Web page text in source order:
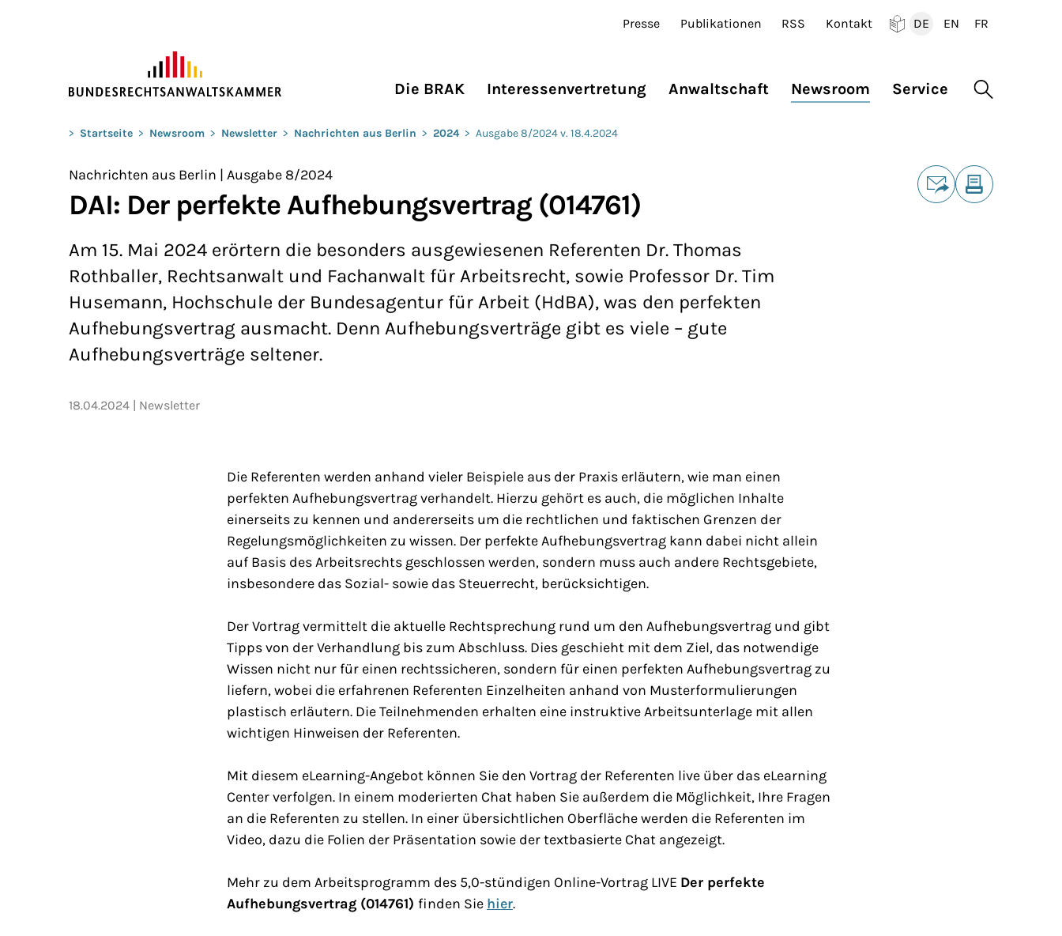
Presse Publikationen RSS Kontakt
DE
EN
FR
Die BRAK Interessenvertretung Anwaltschaft Newsroom Service Suche
Sie befinden sich hier:
> Startseite > Newsroom > Newsletter > Nachrichten aus Berlin > 2024 > Ausgabe 8/2024 v. 18.4.2024
Nachrichten aus Berlin | Ausgabe 8/2024
DAI: Der perfekte Aufhebungsvertrag (014761)
Am 15. Mai 2024 erörtern die besonders ausgewiesenen Referenten Dr. Thomas
Rothballer, Rechtsanwalt und Fachanwalt für Arbeitsrecht, sowie Professor Dr. Tim
Husemann, Hochschule der Bundesagentur für Arbeit (HdBA), was den perfekten
Aufhebungsvertrag ausmacht. Denn Aufhebungsverträge gibt es viele – gute
Aufhebungsverträge seltener.
18.04.2024 Newsletter
Die Referenten werden anhand vieler Beispiele aus der Praxis erläutern, wie man einen
perfekten Aufhebungsvertrag verhandelt. Hierzu gehört es auch, die möglichen Inhalte
einerseits zu kennen und andererseits um die rechtlichen und faktischen Grenzen der
Regelungsmöglichkeiten zu wissen. Der perfekte Aufhebungsvertrag kann dabei nicht allein
auf Basis des Arbeitsrechts geschlossen werden, sondern muss auch andere Rechtsgebiete,
insbesondere das Sozial- sowie das Steuerrecht, berücksichtigen.
Der Vortrag vermittelt die aktuelle Rechtsprechung rund um den Aufhebungsvertrag und gibt
Tipps von der Verhandlung bis zum Abschluss. Dies geschieht mit dem Ziel, das notwendige
Wissen nicht nur für einen rechtssicheren, sondern für einen perfekten Aufhebungsvertrag zu
liefern, wobei die erfahrenen Referenten Einzelheiten anhand von Musterformulierungen
plastisch erläutern. Die Teilnehmenden erhalten eine instruktive Arbeitsunterlage mit allen
wichtigen Hinweisen der Referenten.
Mit diesem eLearning-Angebot können Sie den Vortrag der Referenten live über das eLearning
Center verfolgen. In einem moderierten Chat haben Sie außerdem die Möglichkeit, Ihre Fragen
an die Referenten zu stellen. In einer übersichtlichen Oberfläche werden die Referenten im
Video, dazu die Folien der Präsentation sowie der textbasierte Chat angezeigt.
Mehr zu dem Arbeitsprogramm des 5,0-stündigen Online-Vortrag LIVE Der perfekte
Aufhebungsvertrag (014761) finden Sie hier.